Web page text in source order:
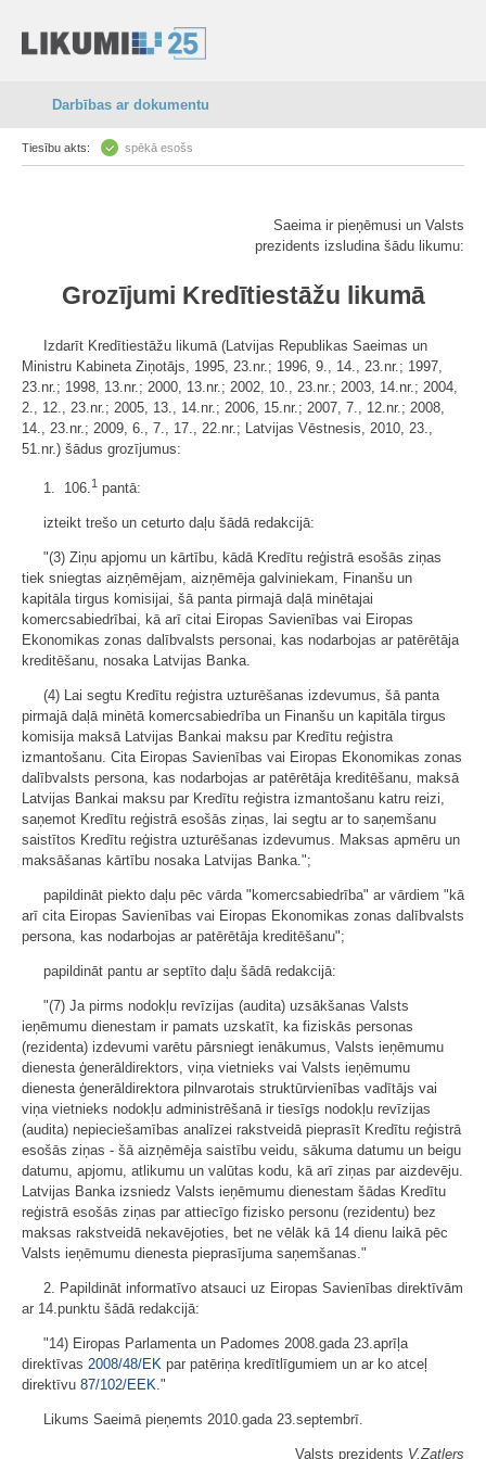
Darbības ar dokumentu
Tiesību akts: spēkā esošs
Saeima ir pieņēmusi un Valsts
prezidents izsludina šādu likumu:
Grozījumi Kredītiestāžu likumā
Izdarīt Kredītiestāžu likumā (Latvijas Republikas Saeimas un
Ministru Kabineta Ziņotājs, 1995, 23.nr.; 1996, 9., 14., 23.nr.; 1997,
23.nr.; 1998, 13.nr.; 2000, 13.nr.; 2002, 10., 23.nr.; 2003, 14.nr.; 2004,
2., 12., 23.nr.; 2005, 13., 14.nr.; 2006, 15.nr.; 2007, 7., 12.nr.; 2008,
14., 23.nr.; 2009, 6., 7., 17., 22.nr.; Latvijas Vēstnesis, 2010, 23.,
51.nr.) šādus grozījumus:
1. 106.1 pantā:
izteikt trešo un ceturto daļu šādā redakcijā:
"(3) Ziņu apjomu un kārtību, kādā Kredītu reģistrā esošās ziņas
tiek sniegtas aizņēmējam, aizņēmēja galviniekam, Finanšu un
kapitāla tirgus komisijai, šā panta pirmajā daļā minētajai
komercsabiedrībai, kā arī citai Eiropas Savienības vai Eiropas
Ekonomikas zonas dalībvalsts personai, kas nodarbojas ar patērētāja
kreditēšanu, nosaka Latvijas Banka.
(4) Lai segtu Kredītu reģistra uzturēšanas izdevumus, šā panta
pirmajā daļā minētā komercsabiedrība un Finanšu un kapitāla tirgus
komisija maksā Latvijas Bankai maksu par Kredītu reģistra
izmantošanu. Cita Eiropas Savienības vai Eiropas Ekonomikas zonas
dalībvalsts persona, kas nodarbojas ar patērētāja kreditēšanu, maksā
Latvijas Bankai maksu par Kredītu reģistra izmantošanu katru reizi,
saņemot Kredītu reģistrā esošās ziņas, lai segtu ar to saņemšanu
saistītos Kredītu reģistra uzturēšanas izdevumus. Maksas apmēru un
maksāšanas kārtību nosaka Latvijas Banka.";
papildināt piekto daļu pēc vārda "komercsabiedrība" ar vārdiem "kā
arī cita Eiropas Savienības vai Eiropas Ekonomikas zonas dalībvalsts
persona, kas nodarbojas ar patērētāja kreditēšanu";
papildināt pantu ar septīto daļu šādā redakcijā:
"(7) Ja pirms nodokļu revīzijas (audita) uzsākšanas Valsts
ieņēmumu dienestam ir pamats uzskatīt, ka fiziskās personas
(rezidenta) izdevumi varētu pārsniegt ienākumus, Valsts ieņēmumu
dienesta ģenerāldirektors, viņa vietnieks vai Valsts ieņēmumu
dienesta ģenerāldirektora pilnvarotais struktūrvienības vadītājs vai
viņa vietnieks nodokļu administrēšanā ir tiesīgs nodokļu revīzijas
(audita) nepieciešamības analīzei rakstveidā pieprasīt Kredītu reģistrā
esošās ziņas - šā aizņēmēja saistību veidu, sākuma datumu un beigu
datumu, apjomu, atlikumu un valūtas kodu, kā arī ziņas par aizdevēju.
Latvijas Banka izsniedz Valsts ieņēmumu dienestam šādas Kredītu
reģistrā esošās ziņas par attiecīgo fizisko personu (rezidentu) bez
maksas rakstveidā nekavējoties, bet ne vēlāk kā 14 dienu laikā pēc
Valsts ieņēmumu dienesta pieprasījuma saņemšanas."
2. Papildināt informatīvo atsauci uz Eiropas Savienības direktīvām
ar 14.punktu šādā redakcijā:
"14) Eiropas Parlamenta un Padomes 2008.gada 23.aprīļa
direktīvas 2008/48/EK par patēriņa kredītlīgumiem un ar ko atceļ
direktīvu 87/102/EEK."
Likums Saeimā pieņemts 2010.gada 23.septembrī.
Valsts prezidents V.Zatlers